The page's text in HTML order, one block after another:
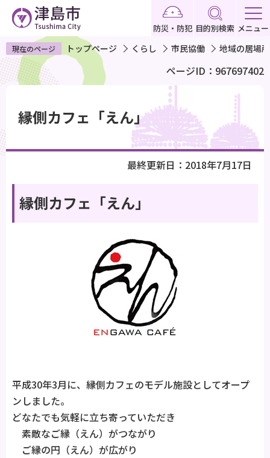
ペ
ー
ジ
で
す
防災・防犯 目的別検索 メニュー
現在のページ トップページ くらし 市民協働 地域の居場
ページID：967697402
縁側カフェ「えん」
最終更新日：2018年7月17日
縁側カフェ「えん」
平成30年3月に、縁側カフェのモデル施設としてオープ
ンしました。
どなたでも気軽に立ち寄っていただき
素敵なご縁（えん）がつながり
ご縁の円（えん）が広がり